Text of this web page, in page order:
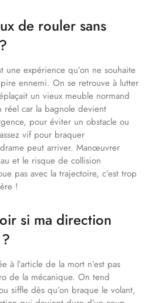
de rouler sans
une expérience qu’on ne souhaite
ennemi. On se retrouve à lutter
un vieux meuble normand
car la bagnole devient
pour éviter un obstacle ou
vif pour braquer
peut arriver. Manœuvrer
et le risque de collision
pas avec la trajectoire, c’est trop
!
si ma direction
à l’article de la mort n’est pas
de la mécanique. On tend
siffle dès qu’on braque le volant,